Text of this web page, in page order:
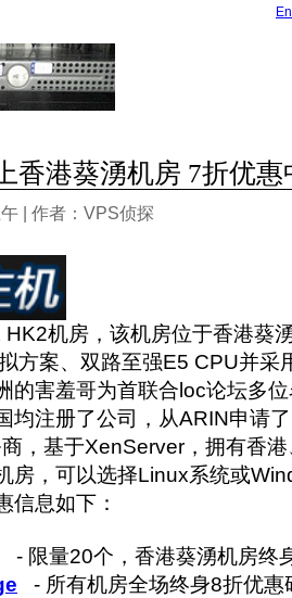
香港葵湧机房 7折优惠
| 作者：VPS侦探
HK2机房，该机房位于香港葵
方案、双路至强E5 CPU并采
的害羞哥为首联合loc论坛多
均注册了公司，从ARIN申请
，基于XenServer，拥有香
房，可以选择Linux系统或
信息如下：
- 限量20个，香港葵湧机房终
- 所有机房全场终身8折优惠